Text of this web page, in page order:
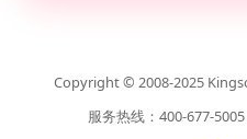
Copyright © 2008-2025
服务热线：400-677-5005